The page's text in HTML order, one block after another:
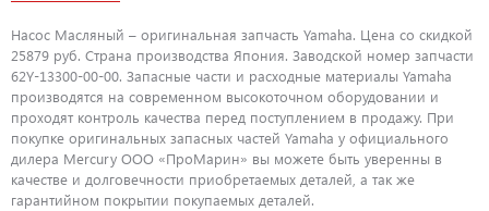
Насос Масляный – оригинальная запчасть Yamaha. Цена со скидкой
25879 руб. Страна производства Япония. Заводской номер запчасти
62Y-13300-00-00. Запасные части и расходные материалы Yamaha
производятся на современном высокоточном оборудовании и
проходят контроль качества перед поступлением в продажу. При
покупке оригинальных запасных частей Yamaha у официального
дилера Mercury ООО «ПроМарин» вы можете быть уверенны в
качестве и долговечности приобретаемых деталей, а так же
гарантийном покрытии покупаемых деталей.